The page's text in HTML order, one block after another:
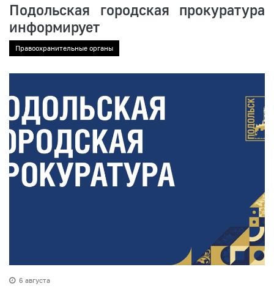
Подольская городская прокуратура
информирует
Правоохранительные органы
6 августа